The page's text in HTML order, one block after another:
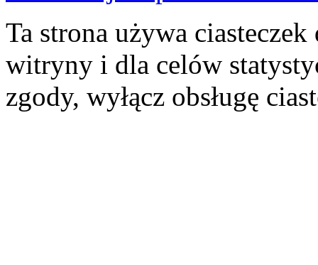
Ta strona używa
witryny i dla celów
zgody, wyłącz obsługę